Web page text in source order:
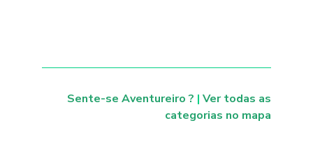
Sente-se Aventureiro ? | Ver todas as
categorias no mapa